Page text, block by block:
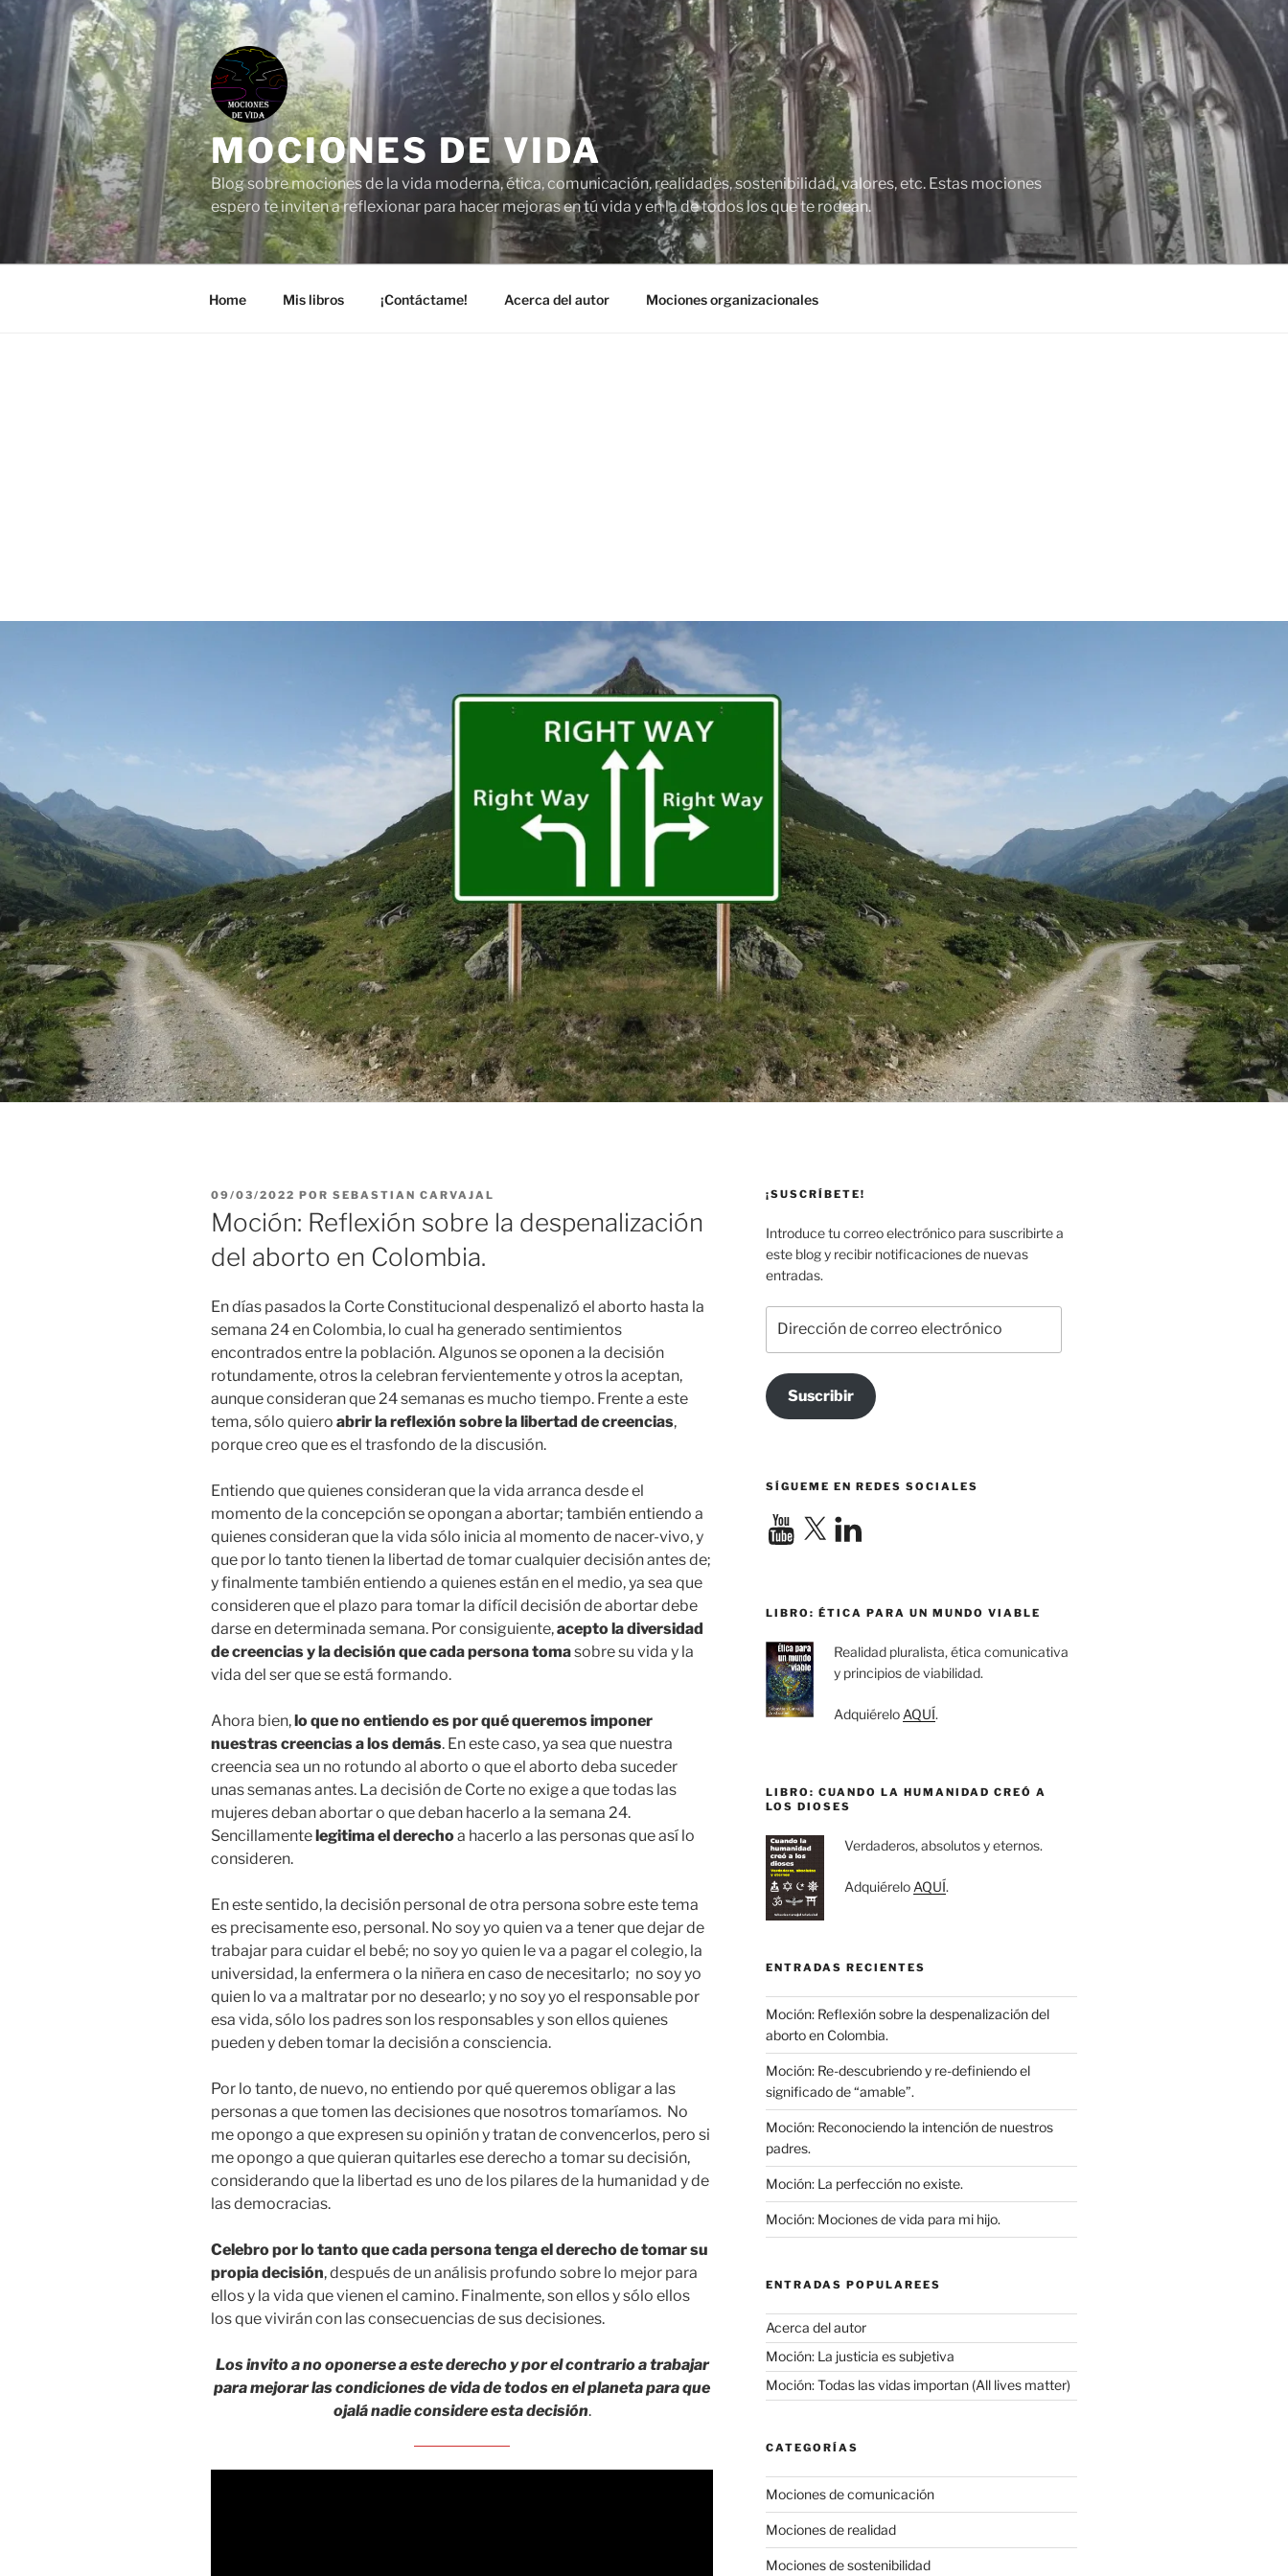
Saltar
al
contenido
MOCIONES DE VIDA
Blog sobre mociones de la vida moderna, ética, comunicación, realidades, sostenibilidad, valores, etc. Estas mociones
espero te inviten a reflexionar para hacer mejoras en tú vida y en la de todos los que te rodean.
Home Mis libros ¡Contáctame! Acerca del autor Mociones organizacionales
PUBLICADO
EL
09/03/2022 POR SEBASTIAN CARVAJAL
Moción: Reflexión sobre la despenalización
del aborto en Colombia.
En días pasados la Corte Constitucional despenalizó el aborto hasta la
semana 24 en Colombia, lo cual ha generado sentimientos
encontrados entre la población. Algunos se oponen a la decisión
rotundamente, otros la celebran fervientemente y otros la aceptan,
aunque consideran que 24 semanas es mucho tiempo. Frente a este
tema, sólo quiero abrir la reflexión sobre la libertad de creencias,
porque creo que es el trasfondo de la discusión.
Entiendo que quienes consideran que la vida arranca desde el
momento de la concepción se opongan a abortar; también entiendo a
quienes consideran que la vida sólo inicia al momento de nacer-vivo, y
que por lo tanto tienen la libertad de tomar cualquier decisión antes de;
y finalmente también entiendo a quienes están en el medio, ya sea que
consideren que el plazo para tomar la difícil decisión de abortar debe
darse en determinada semana. Por consiguiente,acepto la diversidad
de creencias y la decisión que cada persona tomasobre su vida y la
vida del ser que se está formando.
Ahora bien, lo que no entiendo es por qué queremos imponer
nuestras creencias a los demás. En este caso, ya sea que nuestra
creencia sea un no rotundo al aborto o que el aborto deba suceder
unas semanas antes. La decisión de Corte no exige a que todas las
mujeres deban abortar o que deban hacerlo a la semana 24.
Sencillamente legitima el derechoa hacerlo a las personas que así lo
consideren.
En este sentido, la decisión personal de otra persona sobre este tema
es precisamente eso, personal. No soy yo quien va a tener que dejar de
trabajar para cuidar el bebé; no soy yo quien le va a pagar el colegio, la
universidad, la enfermera o la niñera en caso de necesitarlo; no soy yo
quien lo va a maltratar por no desearlo; y no soy yo el responsable por
esa vida, sólo los padres son los responsables y son ellos quienes
pueden y deben tomar la decisión a consciencia.
Por lo tanto, de nuevo, no entiendo por qué queremos obligar a las
personas a que tomen las decisiones que nosotros tomaríamos. No
me opongo a que expresen su opinión y tratan de convencerlos, pero si
me opongo a que quieran quitarles ese derecho a tomar su decisión,
considerando que la libertad es uno de los pilares de la humanidad y de
las democracias.
Celebro por lo tanto que cada persona tenga el derecho de tomar su
propia decisión, después de un análisis profundo sobre lo mejor para
ellos y la vida que vienen el camino. Finalmente, son ellos y sólo ellos
los que vivirán con las consecuencias de sus decisiones.
Los invito a no oponerse a este derecho y por el contrario a trabajar
para mejorar las condiciones de vida de todos en el planeta para que
ojalá nadie considere esta decisión.
¡SUSCRÍBETE!
Introduce tu correo electrónico para suscribirte a
este blog y recibir notificaciones de nuevas
entradas.
de
correo
electrónico
Suscribir
SÍGUEME EN REDES SOCIALES
YouTube
X LinkedIn
LIBRO: ÉTICA PARA UN MUNDO VIABLE
Realidad pluralista, ética comunicativa
y principios de viabilidad.
Adquiérelo AQUÍ.
LIBRO: CUANDO LA HUMANIDAD CREÓ A
LOS DIOSES
Verdaderos, absolutos y eternos.
Adquiérelo AQUÍ.
ENTRADAS RECIENTES
Moción: Reflexión sobre la despenalización del
aborto en Colombia.
Moción: Re-descubriendo y re-definiendo el
significado de “amable”.
Moción: Reconociendo la intención de nuestros
padres.
Moción: La perfección no existe.
Moción: Mociones de vida para mi hijo.
ENTRADAS POPULAREES
Acerca del autor
Moción: La justicia es subjetiva
Moción: Todas las vidas importan (All lives matter)
CATEGORÍAS
Mociones de comunicación
Mociones de realidad
Mociones de sostenibilidad